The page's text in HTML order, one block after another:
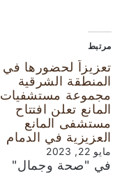
مرتبط
تعزيزاً لحضورها في
المنطقة الشرقية
مجموعة مستشفيات
المانع تعلن افتتاح
مستشفى المانع
العزيزية في الدمام
مايو 22, 2023
في "صحة وجمال"